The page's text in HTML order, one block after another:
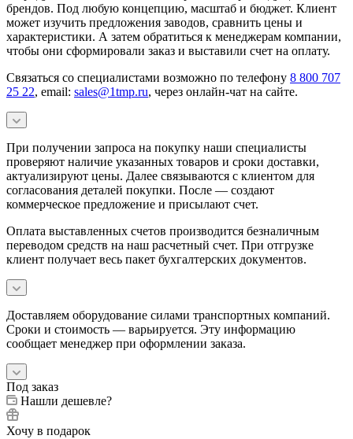
брендов. Под любую концепцию, масштаб и бюджет. Клиент
может изучить предложения заводов, сравнить цены и
характеристики. А затем обратиться к менеджерам компании,
чтобы они сформировали заказ и выставили счет на оплату.
Связаться со специалистами возможно по телефону 8 800 707
25 22, email: sales@1tmp.ru, через онлайн-чат на сайте.
При получении запроса на покупку наши специалисты
проверяют наличие указанных товаров и сроки доставки,
актуализируют цены. Далее связываются с клиентом для
согласования деталей покупки. После — создают
коммерческое предложение и присылают счет.
Оплата выставленных счетов производится безналичным
переводом средств на наш расчетный счет. При отгрузке
клиент получает весь пакет бухгалтерских документов.
Доставляем оборудование силами транспортных компаний.
Сроки и стоимость — варьируется. Эту информацию
сообщает менеджер при оформлении заказа.
Под заказ
Нашли дешевле?
Хочу в подарок